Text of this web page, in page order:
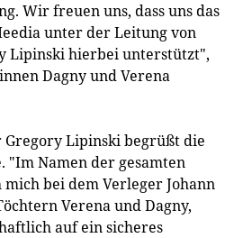
Wir freuen uns, dass uns das
unter der Leitung von
Lipinski hierbei unterstützt",
Dagny und Verena
Lipinski begrüßt die
"Im Namen der gesamten
bei dem Verleger Johann
Verena und Dagny,
auf ein sicheres